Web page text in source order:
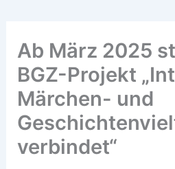
Ab März 2025
BGZ-Projekt
Märchen- und
verbindet“